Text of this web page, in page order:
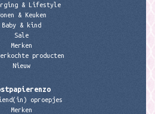
& Lifestyle
& Keuken
Baby & kind
Sale
Merken
producten
Nieuw
oproepjes
Merken